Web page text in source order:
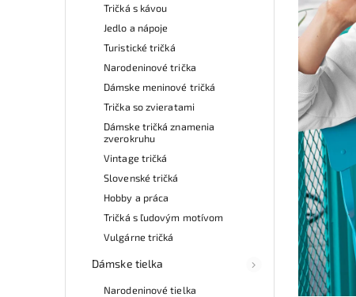
Tričká s kávou
Jedlo a nápoje
Turistické tričká
Narodeninové trička
Dámske meninové tričká
Trička so zvieratami
Dámske tričká znamenia
zverokruhu
Vintage tričká
Slovenské tričká
Hobby a práca
Tričká s ľudovým motívom
Vulgárne tričká
Dámske tielka
Narodeninové tielka